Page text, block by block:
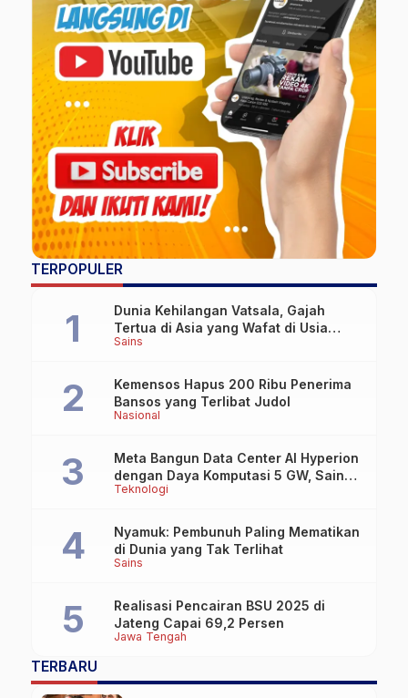
TERPOPULER
Sains
Dunia Kehilangan Vatsala, Gajah
Tertua di Asia yang Wafat di Usia
Lebih dari 100 Tahun
Nasional
Kemensos Hapus 200 Ribu Penerima
Bansos yang Terlibat Judol
Teknologi
Meta Bangun Data Center AI Hyperion
dengan Daya Komputasi 5 GW, Saingi
OpenAI dan Google
Sains
Nyamuk: Pembunuh Paling Mematikan
di Dunia yang Tak Terlihat
Jawa Tengah
Realisasi Pencairan BSU 2025 di
Jateng Capai 69,2 Persen
TERBARU